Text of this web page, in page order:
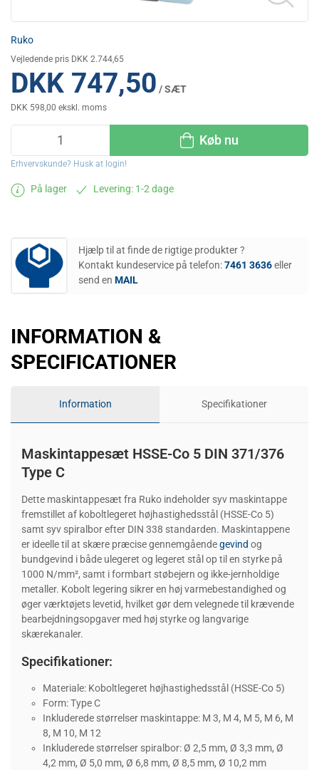
Ruko
Vejledende pris DKK 2.744,65
DKK 747,50 / SÆT
DKK 598,00 ekskl. moms
Køb nu
Erhvervskunde? Husk at login!
På lager Levering: 1-2 dage
Hjælp til at finde de rigtige produkter ?
Kontakt kundeservice på telefon:7461 3636eller
send en MAIL
INFORMATION &
SPECIFICATIONER
Information Specifikationer
Maskintappesæt HSSE-Co 5 DIN 371/376
Type C
Dette maskintappesæt fra Ruko indeholder syv maskintappe
fremstillet af koboltlegeret højhastighedsstål (HSSE-Co 5)
samt syv spiralbor efter DIN 338 standarden. Maskintappene
er ideelle til at skære præcise gennemgåendegevind og
bundgevind i både ulegeret og legeret stål op til en styrke på
1000 N/mm², samt i formbart støbejern og ikke-jernholdige
metaller. Kobolt legering sikrer en høj varmebestandighed og
øger værktøjets levetid, hvilket gør dem velegnede til krævende
bearbejdningsopgaver med høj styrke og langvarige
skærekanaler.
Specifikationer:
Materiale: Koboltlegeret højhastighedsstål (HSSE-Co 5)
Form: Type C
Inkluderede størrelser maskintappe: M 3, M 4, M 5, M 6, M
8, M 10, M 12
Inkluderede størrelser spiralbor: Ø 2,5 mm, Ø 3,3 mm, Ø
4,2 mm, Ø 5,0 mm, Ø 6,8 mm, Ø 8,5 mm, Ø 10,2 mm